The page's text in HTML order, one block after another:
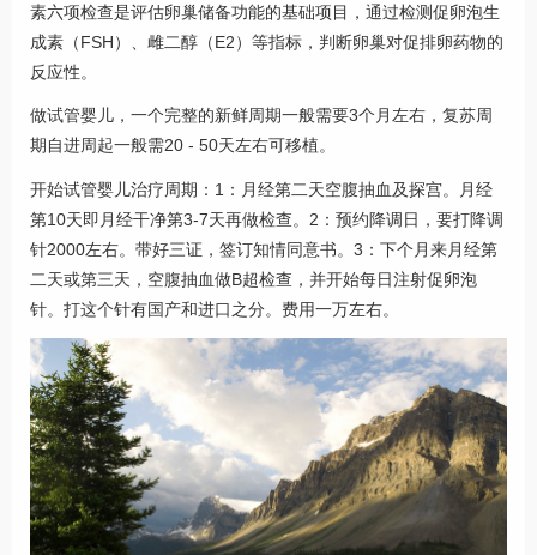
素六项检查是评估卵巢储备功能的基础项目，通过检测促卵泡生
成素（FSH）、雌二醇（E2）等指标，判断卵巢对促排卵药物的
反应性。
做试管婴儿，一个完整的新鲜周期一般需要3个月左右，复苏周
期自进周起一般需20 - 50天左右可移植。
开始试管婴儿治疗周期：1：月经第二天空腹抽血及探宫。月经
第10天即月经干净第3-7天再做检查。2：预约降调日，要打降调
针2000左右。带好三证，签订知情同意书。3：下个月来月经第
二天或第三天，空腹抽血做B超检查，并开始每日注射促卵泡
针。打这个针有国产和进口之分。费用一万左右。